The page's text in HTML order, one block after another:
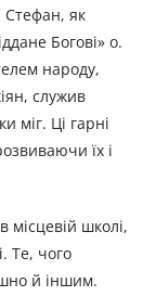
Стефан, як
Богові» о.
народу,
служив
міг. Ці гарні
їх і
місцевій школі,
Те, чого
й іншим.